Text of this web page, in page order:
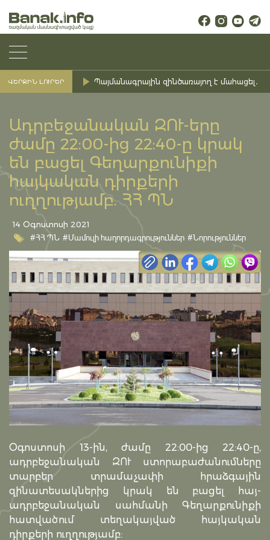
ՎԵՐՋԻՆ ԼՈՒՐԵՐ Պայմանագրային զինծառայող է մահացել․
Ադրբեջանական ԶՈՒ-երը
ժամը 22:00-ից 22:40-ը կրակ
են բացել Գեղարքունիքի
հայկական դիրքերի
ուղղությամբ. ՀՀ ՊՆ
14 Օգոստոսի 2021
#ՀՀ ՊՆ #Մամուլի հաղորդագրություններ #Նորություններ
Օգոստոսի 13-ին, ժամը 22:00-ից 22:40-ը,
ադրբեջանական ԶՈՒ ստորաբաժանումները
տարբեր տրամաչափի հրաձգային
զինատեսակներից կրակ են բացել հայ-
ադրբեջանական սահմանի Գեղարքունիքի
հատվածում տեղակայված հայկական
դիրքերի ուղղությամբ: